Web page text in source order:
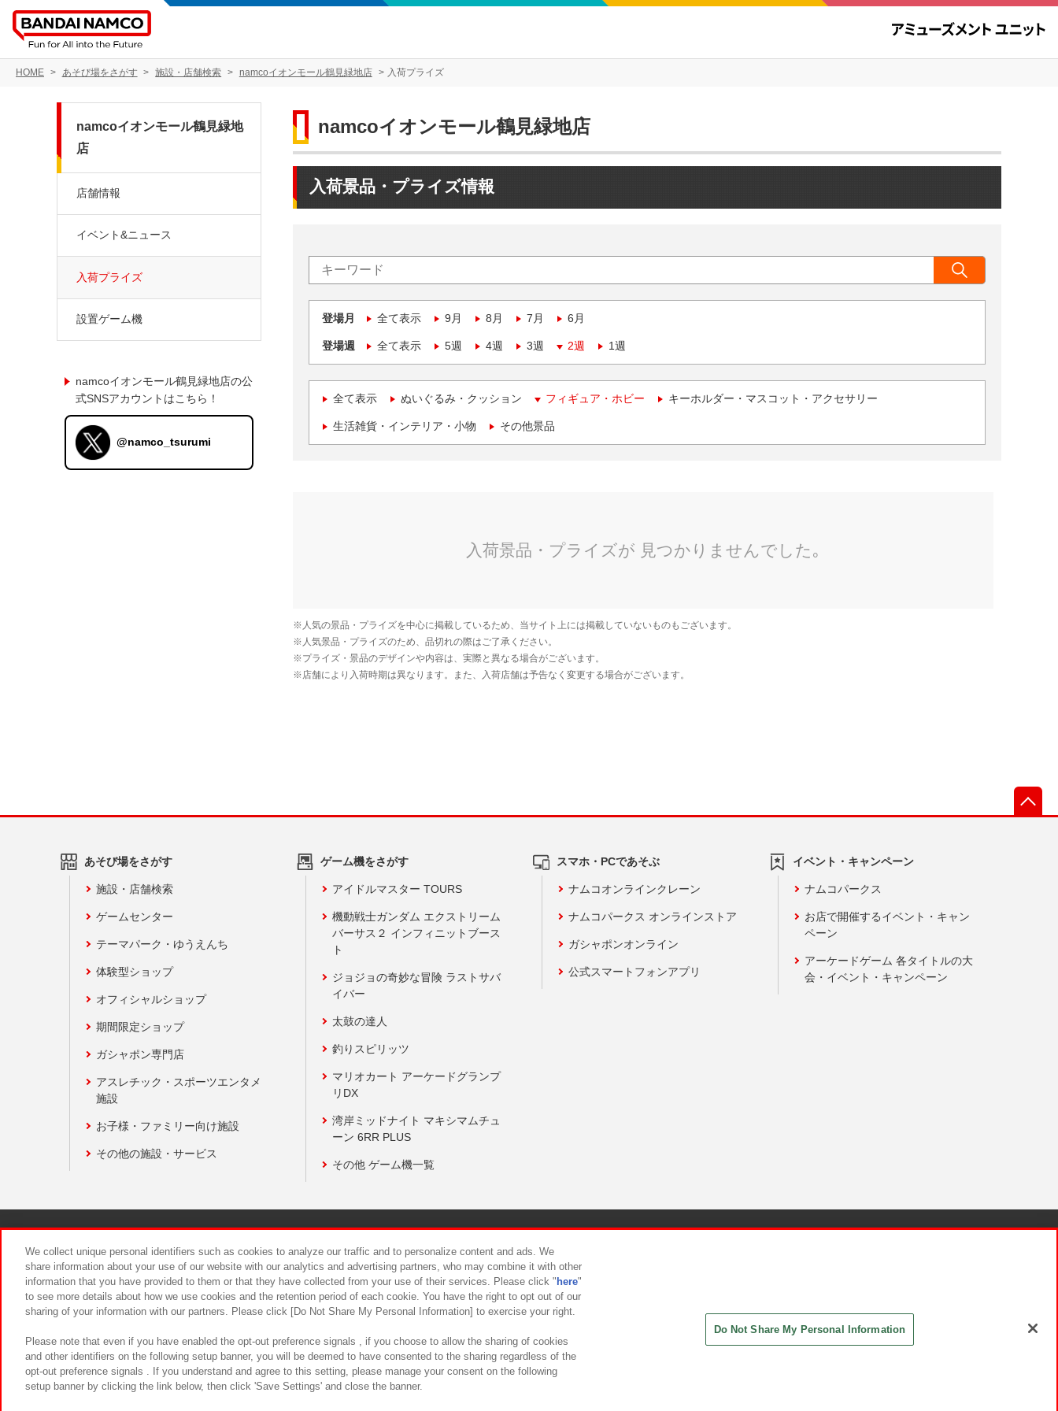
HOME あそび場をさがす 施設・店舗検索 namcoイオンモール鶴見緑地店 入荷プライズ
namcoイオンモール鶴見緑地店
入荷景品・プライズ情報
登場月 全て表示 9月 8月 7月 6月
登場週 全て表示 5週 4週 3週 2週 1週
全て表示 ぬいぐるみ・クッション フィギュア・ホビー キーホルダー・マスコット・アクセサリー
生活雑貨・インテリア・小物 その他景品
namcoイオンモール鶴見緑地
店
店舗情報
イベント&ニュース
入荷プライズ
設置ゲーム機
namcoイオンモール鶴見緑地店の公
式SNSアカウントはこちら！
@namco_tsurumi
あそび場をさがす
施設・店舗検索
ゲームセンター
テーマパーク・ゆうえんち
体験型ショップ
オフィシャルショップ
期間限定ショップ
ガシャポン専門店
アスレチック・スポーツエンタメ
施設
お子様・ファミリー向け施設
その他の施設・サービス
ゲーム機をさがす
アイドルマスター TOURS
機動戦士ガンダム エクストリーム
バーサス２ インフィニットブース
ト
ジョジョの奇妙な冒険 ラストサバ
イバー
太鼓の達人
釣りスピリッツ
マリオカート アーケードグランプ
リDX
湾岸ミッドナイト マキシマムチュ
ーン 6RR PLUS
その他 ゲーム機一覧
スマホ・PCであそぶ
ナムコオンラインクレーン
ナムコパークス オンラインストア
ガシャポンオンライン
公式スマートフォンアプリ
イベント・キャンペーン
ナムコパークス
お店で開催するイベント・キャン
ペーン
アーケードゲーム 各タイトルの大
会・イベント・キャンペーン
食品のご提供について カスタマーハラスメント対応方針
We collect unique personal identifiers such as cookies to analyze our traffic and to personalize content and ads. We
share information about your use of our website with our analytics and advertising partners, who may combine it with other
information that you have provided to them or that they have collected from your use of their services. Please click " here"
to see more details about how we use cookies and the retention period of each cookie. You have the right to opt out of our
sharing of your information with our partners. Please click [Do Not Share My Personal Information] to exercise your right.
Please note that even if you have enabled the opt-out preference signals , if you choose to allow the sharing of cookies
and other identifiers on the following setup banner, you will be deemed to have consented to the sharing regardless of the
opt-out preference signals . If you understand and agree to this setting, please manage your consent on the following
setup banner by clicking the link below, then click 'Save Settings' and close the banner.
Do Not Share My Personal Information